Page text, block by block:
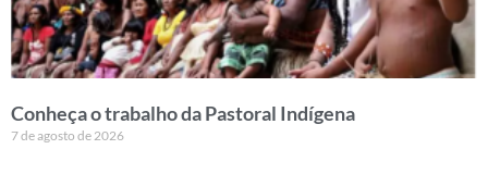
Conheça o trabalho da Pastoral Indígena
7 de agosto de 2026